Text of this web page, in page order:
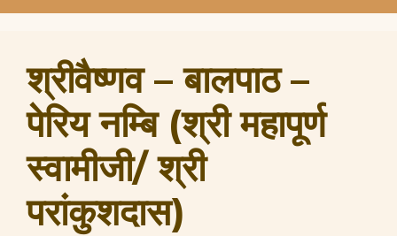
श्रीवैष्णव – बालपाठ –
पेरिय नम्बि (श्री महापूर्ण
स्वामीजी/ श्री
परांकुशदास)